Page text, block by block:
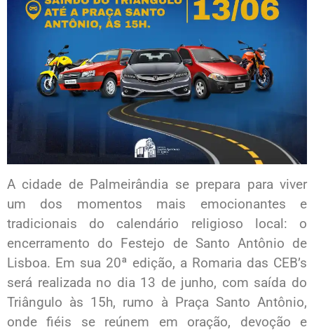
A cidade de Palmeirândia se prepara para viver
um dos momentos mais emocionantes e
tradicionais do calendário religioso local: o
encerramento do Festejo de Santo Antônio de
Lisboa. Em sua 20ª edição, a Romaria das CEB’s
será realizada no dia 13 de junho, com saída do
Triângulo às 15h, rumo à Praça Santo Antônio,
onde fiéis se reúnem em oração, devoção e